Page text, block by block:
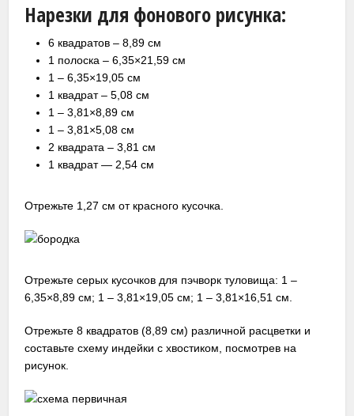
Нарезки для фонового рисунка:
6 квадратов – 8,89 см
1 полоска – 6,35×21,59 см
1 – 6,35×19,05 см
1 квадрат – 5,08 см
1 – 3,81×8,89 см
1 – 3,81×5,08 см
2 квадрата – 3,81 см
1 квадрат — 2,54 см
Отрежьте 1,27 см от красного кусочка.
Отрежьте серых кусочков для пэчворк туловища: 1 –
6,35×8,89 см; 1 – 3,81×19,05 см; 1 – 3,81×16,51 см.
Отрежьте 8 квадратов (8,89 см) различной расцветки и
составьте схему индейки с хвостиком, посмотрев на
рисунок.